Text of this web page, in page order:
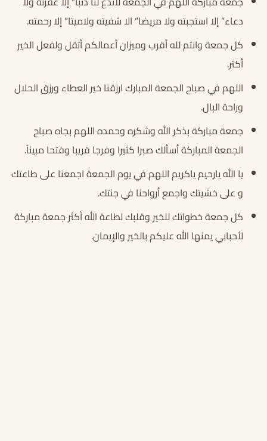
دعاء” إلا استجبته ولا مريضا” الا شفيته ولاميتا” إلا رحمته.
كل جمعة وانتم لله أقرب وميزان أعمالكم أثقل ولفعل الخير
أكثر.
اللهم في صباح الجمعة المبارك ارزقنا خير العطاء ورزق الحلال
وراحة البال.
جمعة مباركة بذكر الله وشكره وحمده اللهم بجاه صباح
الجمعة المباركة أسألك صبرا كثيرا وفرجا قريبا وفتحا مبيناً.
يا الله يارحيم ياكريم اللهم في يوم الجمعة اجمعنا على طاعتك
و على خشيتك واجمع أرواحنا في جنتك.
كل جمعة خطواتك للخير وقلبك لطاعة الله أكثر جمعة مباركة
لأحبابي يمنها الله عليكم بالخير والإيمان.